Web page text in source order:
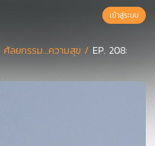
เข้าสู่ระบบ
ศัลยกรรม...ความสุข / EP. 208: